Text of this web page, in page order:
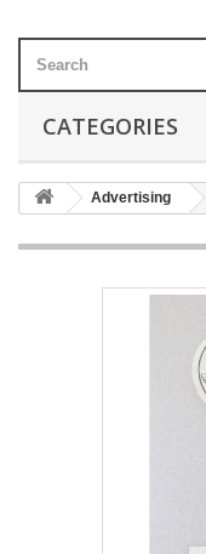
CATEGORIES
Advertising